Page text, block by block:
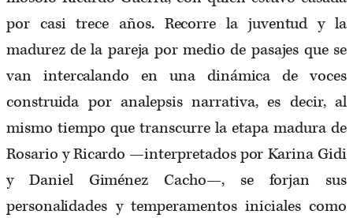
por casi trece años. Recorre la juventud y la
madurez de la pareja por medio de pasajes que se
van intercalando en una dinámica de voces
construida por analepsis narrativa, es decir, al
mismo tiempo que transcurre la etapa madura de
Rosario y Ricardo —interpretados por Karina Gidi
y Daniel Giménez Cacho—, se forjan sus
personalidades y temperamentos iniciales como